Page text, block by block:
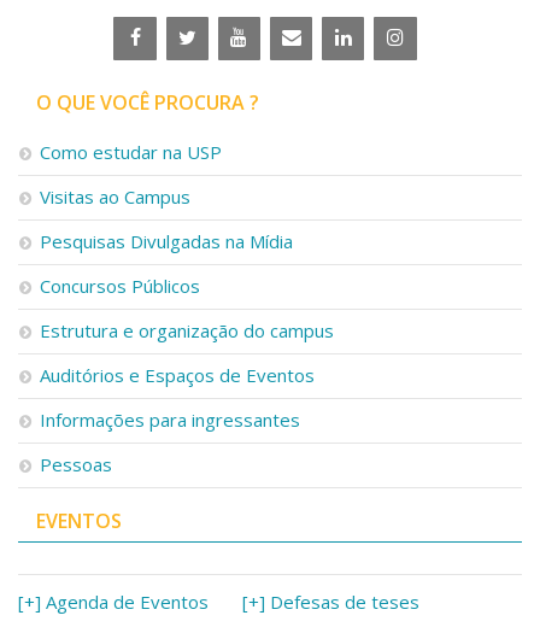
O QUE VOCÊ PROCURA ?
Como estudar na USP
Visitas ao Campus
Pesquisas Divulgadas na Mídia
Concursos Públicos
Estrutura e organização do campus
Auditórios e Espaços de Eventos
Informações para ingressantes
Pessoas
EVENTOS
[+] Agenda de Eventos [+] Defesas de teses